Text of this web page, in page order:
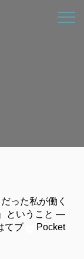
った私が働く
ということ ―
てブ Pocket